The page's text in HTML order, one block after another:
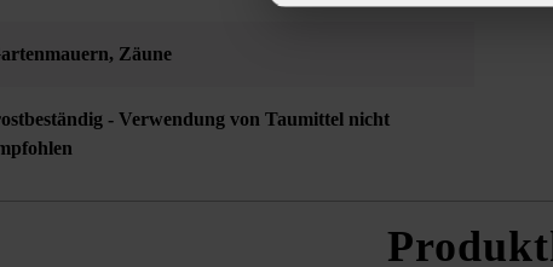
, Zäune
- Verwendung von Taumittel nicht